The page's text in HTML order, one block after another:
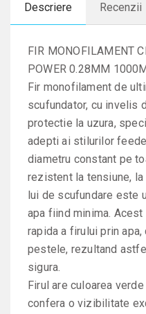
Descriere Recenzii
FIR MONOFILAMENT
POWER 0.28MM
Fir monofilament de
scufundator, cu invelis
protectie la uzura,
adepti ai stilurilor
diametru constant pe
rezistent la tensiune,
lui de scufundare este
apa fiind minima.
rapida a firului prin
pestele, rezultand
sigura.
Firul are culoarea
confera o vizibilitate